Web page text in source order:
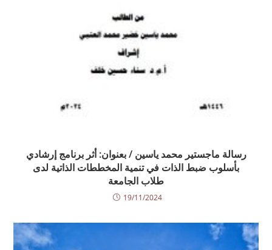
رسالة ماجستير محمد ياسين / بعنوان: أثر برنامج إرشادي
بأسلوب ضبط الذات في تنمية المخططات الذاتية لدى
طلاب الجامعة
19/11/2024